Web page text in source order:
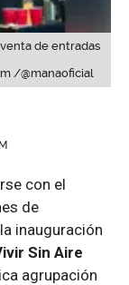
de entradas
/@manaoficial
con el
de
inauguración
Sin Aire
agrupación